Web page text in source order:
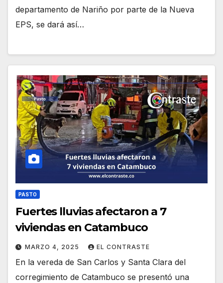
departamento de Nariño por parte de la Nueva
EPS, se dará así…
PASTO
Fuertes lluvias afectaron a 7
viviendas en Catambuco
MARZO 4, 2025 EL CONTRASTE
En la vereda de San Carlos y Santa Clara del
corregimiento de Catambuco se presentó una